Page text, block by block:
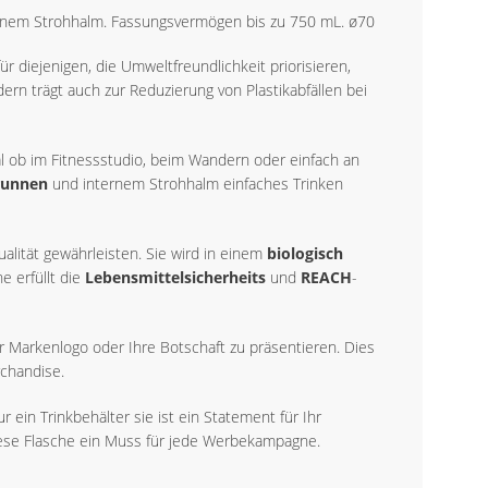
Strohhalm. Fassungsvermögen bis zu 750 mL. ø70
diejenigen, die Umweltfreundlichkeit priorisieren,
trägt auch zur Reduzierung von Plastikabfällen bei
im Fitnessstudio, beim Wandern oder einfach an
und internem Strohhalm einfaches Trinken
gewährleisten. Sie wird in einem biologisch
erfüllt die Lebensmittelsicherheits und REACH-
Markenlogo oder Ihre Botschaft zu präsentieren. Dies
ein Trinkbehälter sie ist ein Statement für Ihr
Flasche ein Muss für jede Werbekampagne.